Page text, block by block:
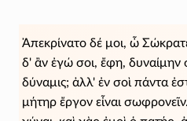
Ἀπεκρίνατο δέ μοι, ὦ
δ' ἂν ἐγώ σοι, ἔφη, δυναίμην
δύναμις; ἀλλ' ἐν σοὶ πάντα
μήτηρ ἔργον εἶναι